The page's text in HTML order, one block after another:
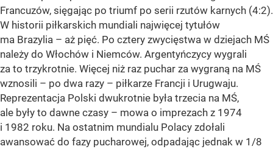
Francuzów, sięgając po triumf po serii rzutów karnych (4:2).
W historii piłkarskich mundiali najwięcej tytułów
ma Brazylia – aż pięć. Po cztery zwycięstwa w dziejach MŚ
należy do Włochów i Niemców. Argentyńczycy wygrali
za to trzykrotnie. Więcej niż raz puchar za wygraną na MŚ
wznosili – po dwa razy – piłkarze Francji i Urugwaju.
Reprezentacja Polski dwukrotnie była trzecia na MŚ,
ale były to dawne czasy – mowa o imprezach z 1974
i 1982 roku. Na ostatnim mundialu Polacy zdołali
awansować do fazy pucharowej, odpadając jednak w 1/8